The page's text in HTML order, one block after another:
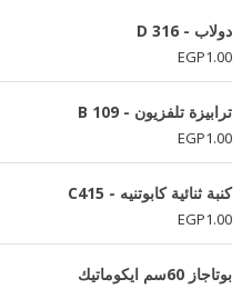
دولاب - D 316
EGP1.00
ترابيزة تلفزيون - B 109
EGP1.00
كنبة ثنائية كابوتنيه - C415
EGP1.00
بوتاجاز 60سم ايكوماتيك